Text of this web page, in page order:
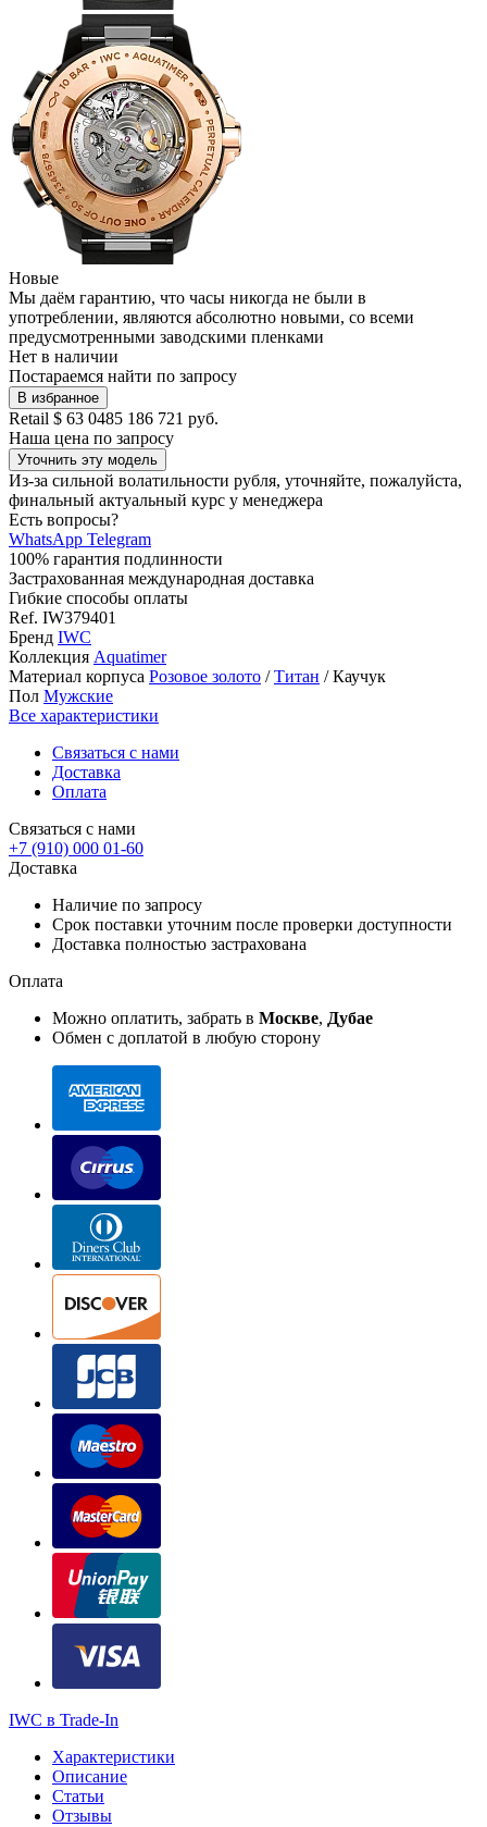
Новые
Мы даём гарантию, что часы никогда не были в
употреблении, являются абсолютно новыми, со всеми
предусмотренными заводскими пленками
Нет в наличии
Постараемся найти по запросу
В избранное
Retail $ 63 0485 186 721 руб.
Наша цена по запросу
Уточнить эту модель
Из-за сильной волатильности рубля, уточняйте, пожалуйста,
финальный актуальный курс у менеджера
Есть вопросы?
WhatsApp Telegram
100% гарантия подлинности
Застрахованная международная доставка
Гибкие способы оплаты
Ref. IW379401
Бренд IWC
Коллекция Aquatimer
Материал корпуса Розовое золото /Титан /Каучук
Пол Мужские
Все характеристики
Связаться с нами
Доставка
Оплата
Связаться с нами
+7 (910) 000 01-60
Доставка
Наличие по запросу
Срок поставки уточним после проверки доступности
Доставка полностью застрахована
Оплата
Можно оплатить, забрать в Москве, Дубае
Обмен с доплатой в любую сторону
IWC в Trade-In
Характеристики
Описание
Статьи
Отзывы